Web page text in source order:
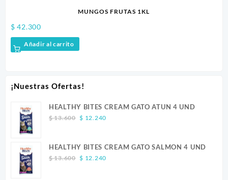
MUNGOS FRUTAS 1KL
$ 42.300
Añadir al carrito
¡Nuestras Ofertas!
HEALTHY BITES CREAM GATO ATUN 4 UND
$13.600 Original
$ 13.600.
$ 12.240Current
$ 12.240.
HEALTHY BITES CREAM GATO SALMON 4 UND
$13.600 Original
$ 12.240Current